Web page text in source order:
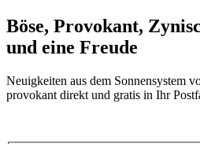
Böse, Provokant,
und eine Freude
Neuigkeiten aus dem Sonnensystem
provokant direkt und gratis in Ihr